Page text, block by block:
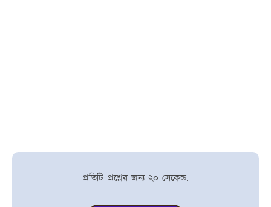
প্রতিটি প্রশ্নের জন্য ২০ সেকেন্ড.